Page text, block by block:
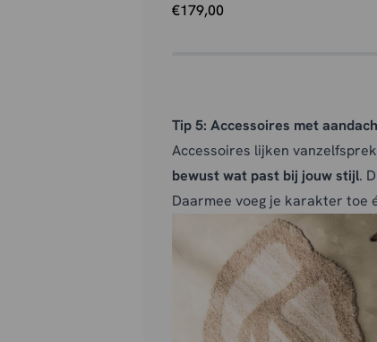
€179,00
Tip 5: Accessoires met
Accessoires lijken
bewust wat past bij jouw stijl.
Daarmee voeg je karakter toe